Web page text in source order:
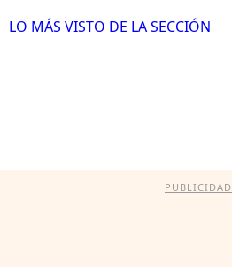
LO MÁS VISTO DE LA SECCIÓN
PUBLICIDAD